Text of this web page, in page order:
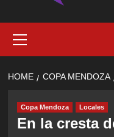
Menu
HOME COPA MENDOZA
Copa Mendoza Locales
En la cresta